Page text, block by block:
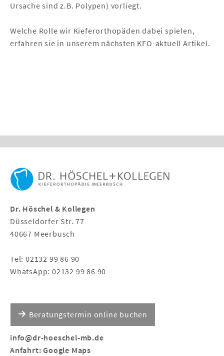
Ursache sind z.B. Polypen) vorliegt.
Welche Rolle wir Kieferorthopäden dabei spielen,
erfahren sie in unserem nächsten KFO-aktuell Artikel.
Dr. Höschel & Kollegen
Düsseldorfer Str. 77
40667 Meerbusch
Tel: 02132 99 86 90
WhatsApp: 02132 99 86 90
Beratungstermin online buchen
info@dr-hoeschel-mb.de
Anfahrt:Google Maps